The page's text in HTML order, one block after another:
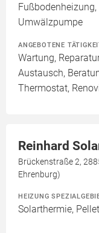
Umwälzpumpe
ANGEBOTENE
Wartung,
Austausch,
Thermostat,
Reinhard
Brückenstraße 2,
Ehrenburg)
HEIZUNG
Solarthermie,